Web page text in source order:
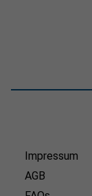
Impressum
AGB